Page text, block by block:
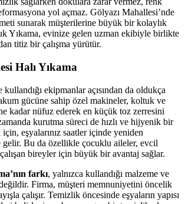
yol açmaz. Gölyazı Mahallesi’nde
sunarak müşterilerine büyük bir kolaylık
Yıkama, evinize gelen uzman ekibiyle birlikte
titiz bir çalışma yürütür.
Halı Yıkama
ekipmanlar açısından da oldukça
gücüne sahip özel makineler, koltuk ve
kadar nüfuz ederek en küçük toz zerresini
kurutma süreci de hızlı ve hijyenik bir
eşyalarınız saatler içinde yeniden
gelir. Bu da özellikle çocuklu aileler, evcil
bireyler için büyük bir avantaj sağlar.
farkı, yalnızca kullandığı malzeme ve
değildir. Firma, müşteri memnuniyetini öncelik
çalışır. Temizlik öncesinde eşyaların yapısı